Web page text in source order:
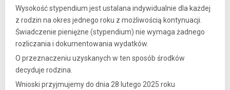
Wysokość stypendium jest ustalana indywidualnie dla każdej
z rodzin na okres jednego roku z możliwością kontynuacji.
Świadczenie pieniężne (stypendium) nie wymaga żadnego
rozliczania i dokumentowania wydatków.
O przeznaczeniu uzyskanych w ten sposób środków
decyduje rodzina.
Wnioski przyjmujemy do dnia 28 lutego 2025 roku